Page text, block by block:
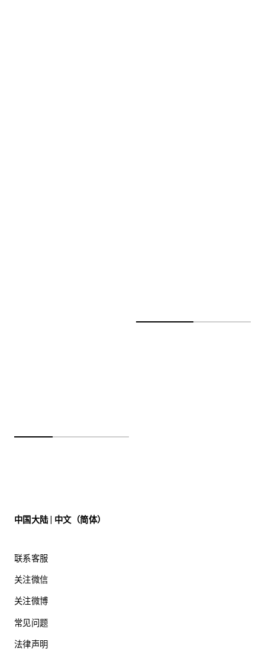
中国大陆 | 中文（简体）
联系客服
关注微信
关注微博
常见问题
法律声明